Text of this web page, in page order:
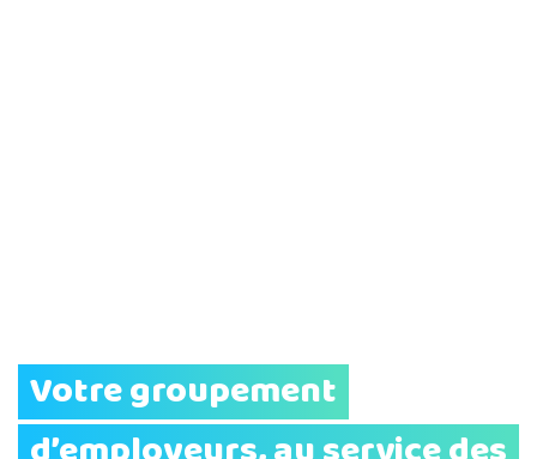
Votre groupement